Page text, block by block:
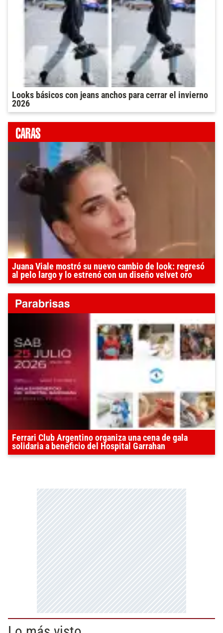
Looks básicos con jeans anchos para cerrar el invierno
2026
Juana Viale mostró su nuevo cambio de look: regresó
al pelo largo y lo estrenó con un diseño velvet oro
Ferrari Club Argentino organiza una cena de gala
solidaria a beneficio del Hospital Garrahan